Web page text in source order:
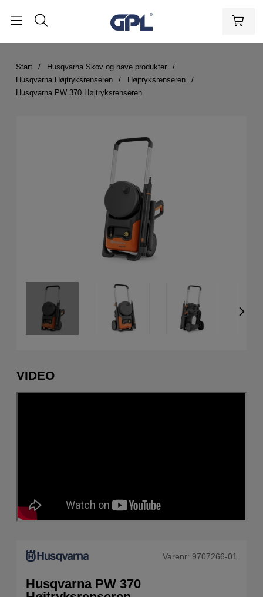
Start
Husqvarna Skov og have produkter
Husqvarna Højtryksrenseren
Højtryksrenseren
Husqvarna PW 370 Højtryksrenseren
VIDEO
Varenr: 9707266-01
Husqvarna PW 370